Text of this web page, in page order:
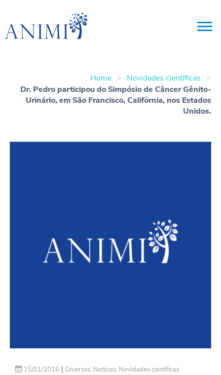
Home > Novidades científicas >
Dr. Pedro participou do Simpósio de Câncer Gênito-
Urinário, em São Francisco, Califórnia, nos Estados
Unidos.
15/01/2016 | Diversos, Notícias, Novidades científicas